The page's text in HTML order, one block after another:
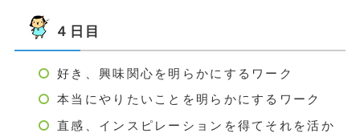
４日目
好き、興味関心を明らかにするワーク
本当にやりたいことを明らかにするワーク
直感、インスピレーションを得てそれを活か